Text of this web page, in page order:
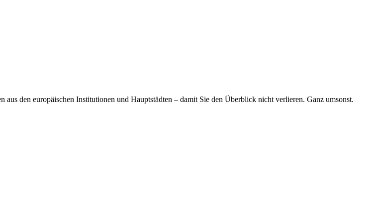
den europäischen Institutionen und Hauptstädten – damit Sie den Überblick nicht verlieren. Ganz umsonst.